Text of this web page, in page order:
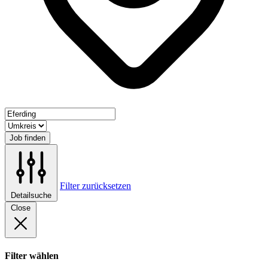
Job finden
Detailsuche
Filter zurücksetzen
Close
Filter wählen